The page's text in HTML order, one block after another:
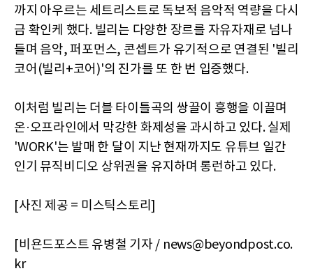
까지 아우르는 세트리스트로 독보적 음악적 역량을 다시
금 확인케 했다. 빌리는 다양한 장르를 자유자재로 넘나
들며 음악, 퍼포먼스, 콘셉트가 유기적으로 연결된 '빌리
코어(빌리+코어)'의 진가를 또 한 번 입증했다.
이처럼 빌리는 더블 타이틀곡의 쌍끌이 흥행을 이끌며
온·오프라인에서 막강한 화제성을 과시하고 있다. 실제
'WORK'는 발매 한 달이 지난 현재까지도 유튜브 일간
인기 뮤직비디오 상위권을 유지하며 롱런하고 있다.
[사진 제공 = 미스틱스토리]
[비욘드포스트 유병철 기자 / news@beyondpost.co.
kr